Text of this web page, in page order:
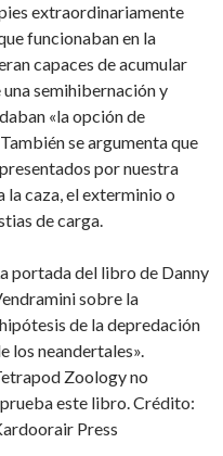
extraordinariamente
funcionaban en la
capaces de acumular
semihibernación y
«la opción de
se argumenta que
por nuestra
la caza, el exterminio o
de carga.
portada del libro de Danny
sobre la
de la depredación
los neandertales».
Zoology no
este libro. Crédito:
Press